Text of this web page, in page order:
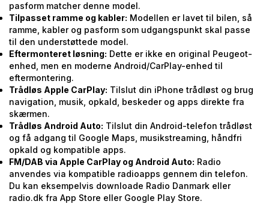
pasform matcher denne model.
Tilpasset ramme og kabler: Modellen er lavet til bilen, så
ramme, kabler og pasform som udgangspunkt skal passe
til den understøttede model.
Eftermonteret løsning: Dette er ikke en original Peugeot-
enhed, men en moderne Android/CarPlay-enhed til
eftermontering.
Trådløs Apple CarPlay: Tilslut din iPhone trådløst og brug
navigation, musik, opkald, beskeder og apps direkte fra
skærmen.
Trådløs Android Auto: Tilslut din Android-telefon trådløst
og få adgang til Google Maps, musikstreaming, håndfri
opkald og kompatible apps.
FM/DAB via Apple CarPlay og Android Auto: Radio
anvendes via kompatible radioapps gennem din telefon.
Du kan eksempelvis downloade Radio Danmark eller
radio.dk fra App Store eller Google Play Store.